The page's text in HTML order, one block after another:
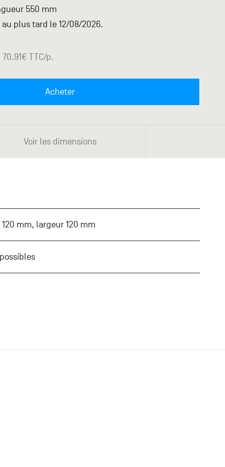
550 mm
plus tard le 12/08/2026.
70.91€ TTC/p.
Acheter
Voir les dimensions
120 mm, largeur 120 mm